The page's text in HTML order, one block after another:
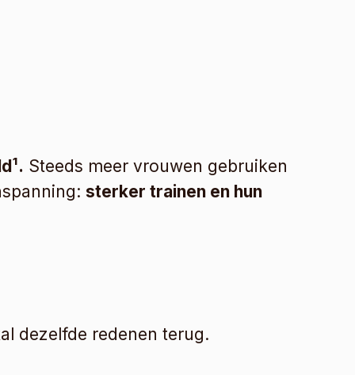
Steeds meer vrouwen gebruiken
sterker trainen en hun
dezelfde redenen terug.